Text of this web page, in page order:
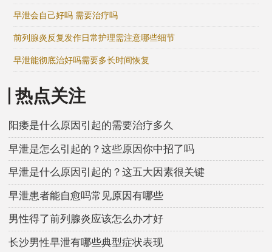
早泄会自己好吗 需要治疗吗
前列腺炎反复发作日常护理需注意哪些细节
早泄能彻底治好吗需要多长时间恢复
热点关注
阳痿是什么原因引起的需要治疗多久
早泄是怎么引起的？这些原因你中招了吗
早泄是什么原因引起的？这五大因素很关键
早泄患者能自愈吗常见原因有哪些
男性得了前列腺炎应该怎么办才好
长沙男性早泄有哪些典型症状表现